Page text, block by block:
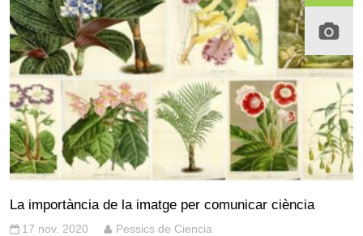
La importància de la imatge per comunicar ciència
17 nov. 2020 Pessics de Ciencia